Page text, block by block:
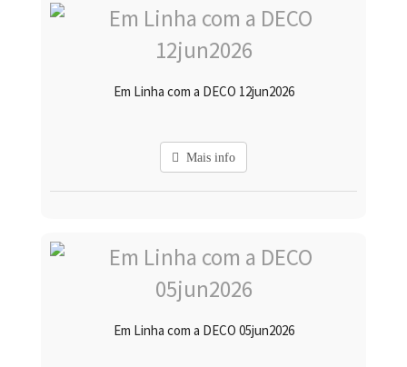
Em Linha com a DECO 12jun2026
Mais info
Em Linha com a DECO 05jun2026